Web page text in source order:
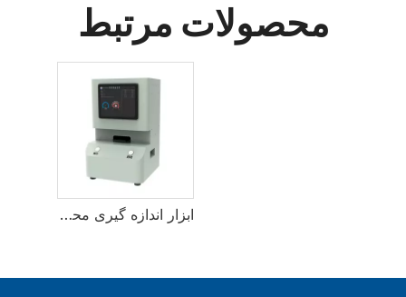
محصولات مرتبط
ابزار اندازه گیری محور ورق پلاریزر